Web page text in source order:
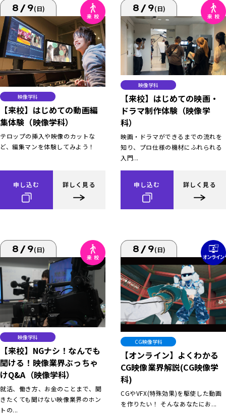
8/9(日)
映像学科
【来校】はじめての動画編
集体験（映像学科）
テロップの挿入や映像のカットな
ど、編集マンを体験してみよう！
申し込む 詳しく見る
8/9(日)
映像学科
【来校】はじめての映画・
ドラマ制作体験（映像学
科）
映画・ドラマができるまでの流れを
知り、プロ仕様の機材にふれられる
入門...
申し込む 詳しく見る
8/9(日)
映像学科
【来校】NGナシ！なんでも
聞ける！映像業界ぶっちゃ
けQ&A（映像学科）
就活、働き方、お金のことまで、聞
きたくても聞けない映像業界のホン
トの...
8/9(日)
CG映像学科
【オンライン】よくわかる
CG映像業界解説(CG映像学
科)
CGやVFX(特殊効果)を駆使した動画
を作りたい！ そんなあなたにお...